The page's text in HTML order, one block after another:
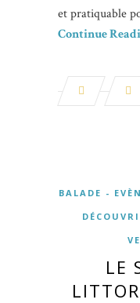
et pratiquable
Continue
BALADE -
LE